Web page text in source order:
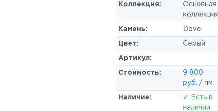
Коллекция:
Основная
Камень: Dove
Цвет: Серый
Артикул:
Стоимость:
9 800
руб.
/ пм
Наличие:
✓ Есть в
наличии